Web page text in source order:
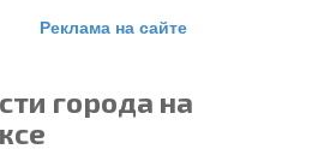
Реклама на сайте
города на